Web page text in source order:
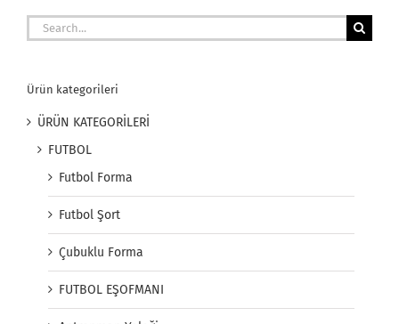
Search
for:
Ürün kategorileri
ÜRÜN KATEGORİLERİ
FUTBOL
Futbol Forma
Futbol Şort
Çubuklu Forma
FUTBOL EŞOFMANI